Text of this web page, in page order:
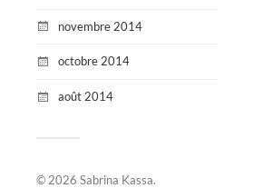
novembre 2014
octobre 2014
août 2014
© 2026 Sabrina Kassa.